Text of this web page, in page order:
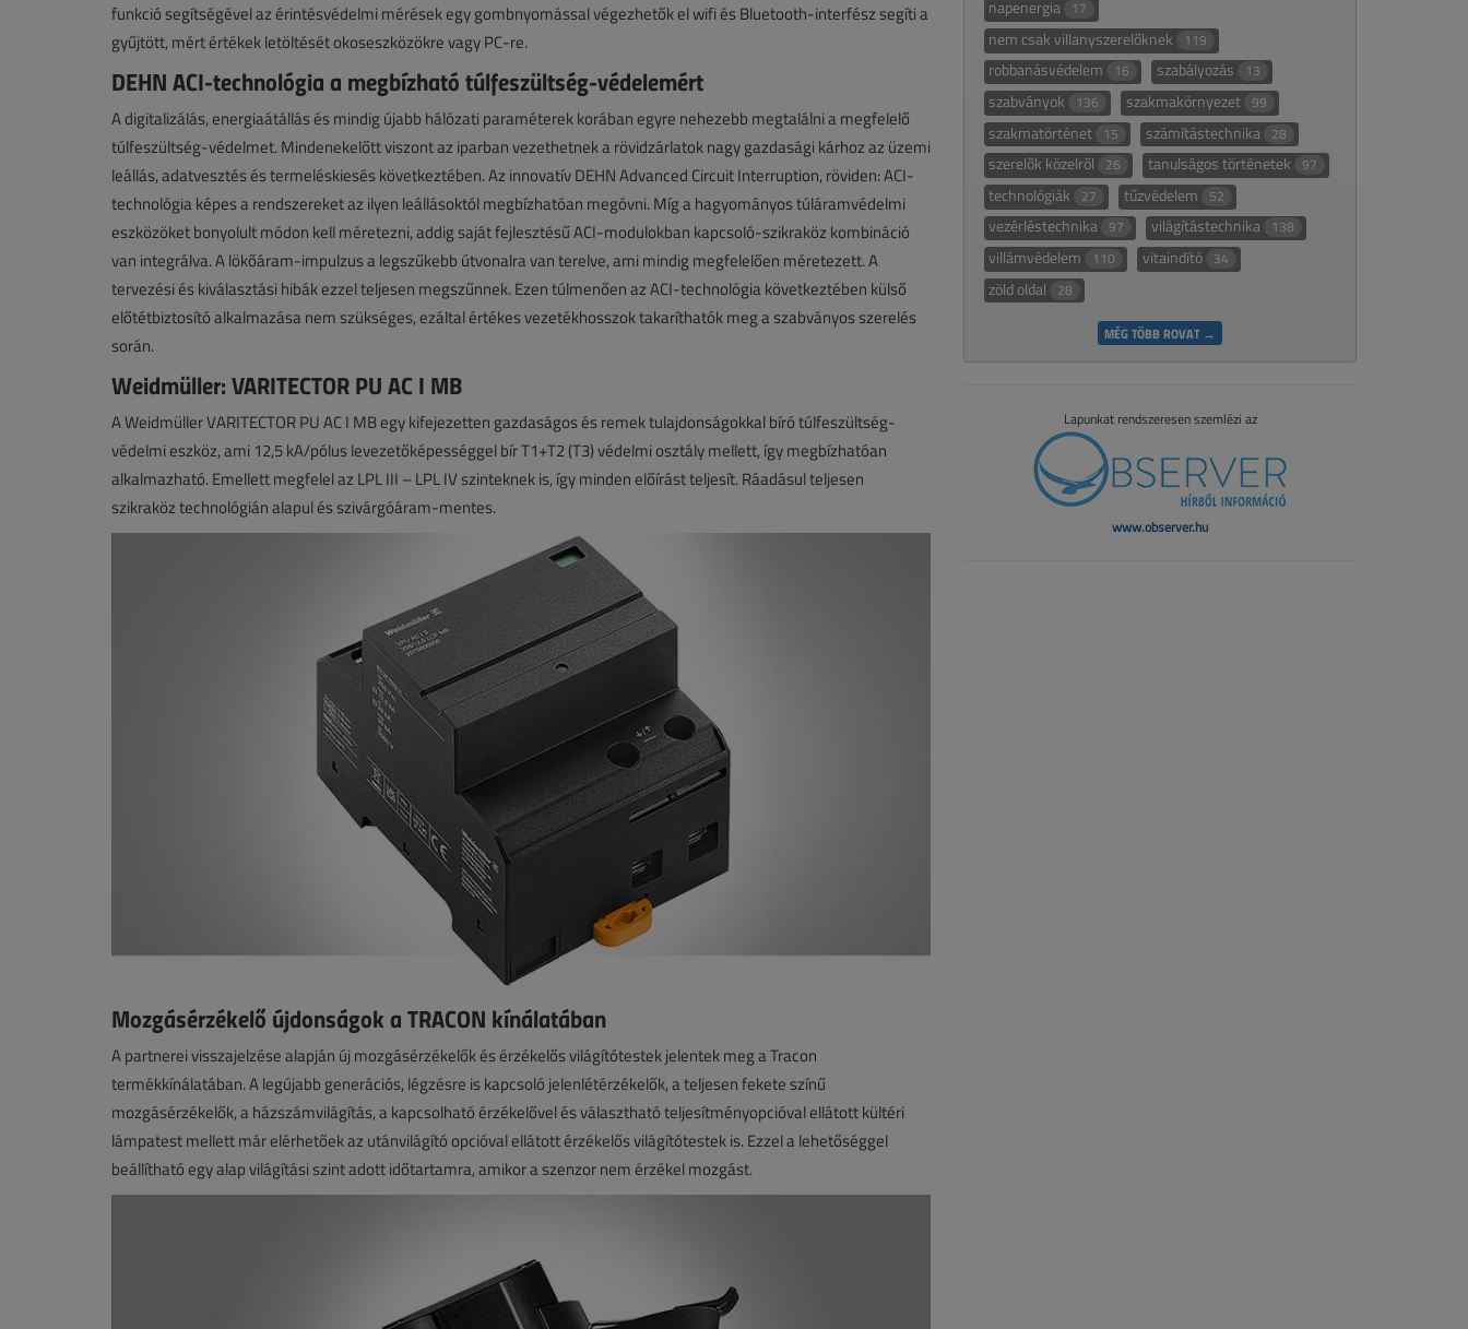
funkció segítségével az érintésvédelmi mérések egy gombnyomással végezhetők el wifi és Bluetooth-interfész segíti a
gyűjtött, mért értékek letöltését okoseszközökre vagy PC-re.
DEHN ACI-technológia a megbízható túlfeszültség-védelemért
A digitalizálás, energiaátállás és mindig újabb hálózati paraméterek korában egyre nehezebb megtalálni a megfelelő
túlfeszültség-védelmet. Mindenekelőtt viszont az iparban vezethetnek a rövidzárlatok nagy gazdasági kárhoz az üzemi
leállás, adatvesztés és termeléskiesés következtében. Az innovatív DEHN Advanced Circuit Interruption, röviden: ACI-
technológia képes a rendszereket az ilyen leállásoktól megbízhatóan megóvni. Míg a hagyományos túláramvédelmi
eszközöket bonyolult módon kell méretezni, addig saját fejlesztésű ACI-modulokban kapcsoló-szikraköz kombináció
van integrálva. A lökőáram-impulzus a legszűkebb útvonalra van terelve, ami mindig megfelelően méretezett. A
tervezési és kiválasztási hibák ezzel teljesen megszűnnek. Ezen túlmenően az ACI-technológia következtében külső
előtétbiztosító alkalmazása nem szükséges, ezáltal értékes vezetékhosszok takaríthatók meg a szabványos szerelés
során.
Weidmüller: VARITECTOR PU AC I MB
A Weidmüller VARITECTOR PU AC I MB egy kifejezetten gazdaságos és remek tulajdonságokkal bíró túlfeszültség-
védelmi eszköz, ami 12,5 kA/pólus levezetőképességgel bír T1+T2 (T3) védelmi osztály mellett, így megbízhatóan
alkalmazható. Emellett megfelel az LPL III – LPL IV szinteknek is, így minden előírást teljesít. Ráadásul teljesen
szikraköz technológián alapul és szivárgóáram-mentes.
Mozgásérzékelő újdonságok a TRACON kínálatában
A partnerei visszajelzése alapján új mozgásérzékelők és érzékelős világítótestek jelentek meg a Tracon
termékkínálatában. A legújabb generációs, légzésre is kapcsoló jelenlétérzékelők, a teljesen fekete színű
mozgásérzékelők, a házszámvilágítás, a kapcsolható érzékelővel és választható teljesítményopcióval ellátott kültéri
lámpatest mellett már elérhetőek az utánvilágító opcióval ellátott érzékelős világítótestek is. Ezzel a lehetőséggel
beállítható egy alap világítási szint adott időtartamra, amikor a szenzor nem érzékel mozgást.
napenergia 17
nem csak villanyszerelőknek 119
robbanásvédelem 16 szabályozás 13
szabványok 136 szakmakörnyezet 99
szakmatörténet 15 számítástechnika 28
szerelők közelről 26 tanulságos történetek 97
technológiák 27 tűzvédelem 52
vezérléstechnika 97 világítástechnika 138
villámvédelem 110 vitaindító 34
zöld oldal 28
MÉG TÖBB ROVAT →
Lapunkat rendszeresen szemlézi az
www.observer.hu